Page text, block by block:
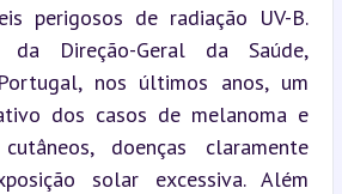
perigosos de radiação UV-B.
da Direção-Geral da Saúde,
nos últimos anos, um
dos casos de melanoma e
doenças claramente
solar excessiva. Além